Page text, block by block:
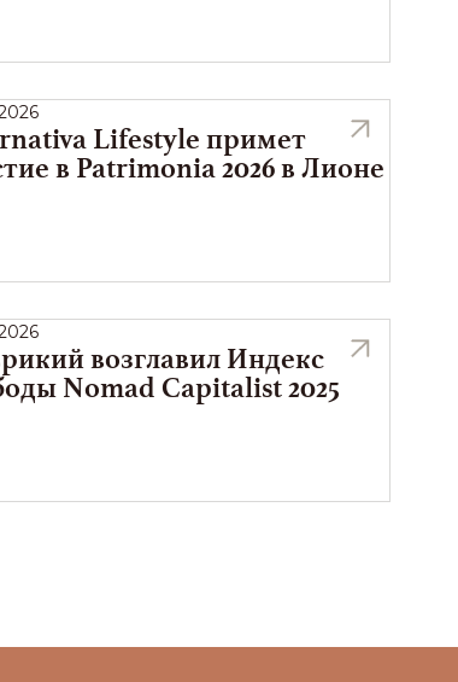
Lifestyle примет
в Patrimonia 2026 в Лионе
возглавил Индекс
Nomad Capitalist 2025